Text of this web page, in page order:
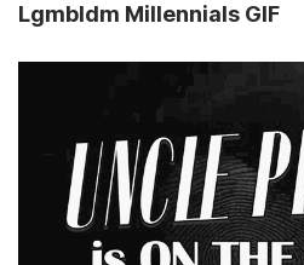
Lgmbldm Millennials GIF